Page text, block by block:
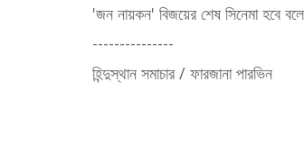
'জন নায়কন' বিজয়ের শেষ সিনেমা হবে
---------------
হিন্দুস্থান সমাচার / ফারজানা পারভিন